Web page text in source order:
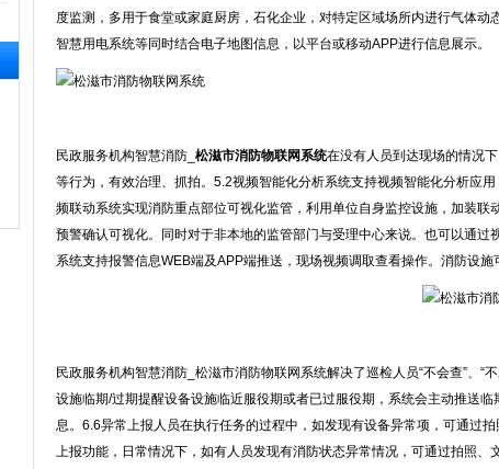
度监测，多用于食堂或家庭厨房，石化企业，对特定区域场所内进行气体
智慧用电系统等同时结合电子地图信息，以平台或移动APP进行信息展示。
民政服务机构智慧消防_ 松滋市消防物联网系统在没有人员到达现场的情况
等行为，有效治理、抓拍。5.2视频智能化分析系统支持视频智能化分析应
频联动系统实现消防重点部位可视化监管，利用单位自身监控设施，加装
预警确认可视化。同时对于非本地的监管部门与受理中心来说。也可以通
系统支持报警信息WEB端及APP端推送，现场视频调取查看操作。消防设施
民政服务机构智慧消防_松滋市消防物联网系统解决了巡检人员“不会查”、
设施临期/过期提醒设备设施临近服役期或者已过服役期，系统会主动推送
息。6.6异常上报人员在执行任务的过程中，如发现有设备异常项，可通过
上报功能，日常情况下，如有人员发现有消防状态异常情况，可通过拍照